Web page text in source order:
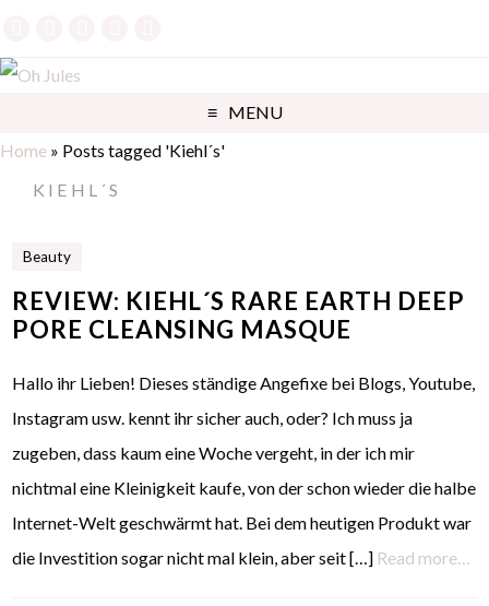
MENU
Home » Posts tagged 'Kiehl´s'
KIEHL´S
Beauty
REVIEW: KIEHL´S RARE EARTH DEEP
PORE CLEANSING MASQUE
Hallo ihr Lieben! Dieses ständige Angefixe bei Blogs, Youtube,
Instagram usw. kennt ihr sicher auch, oder? Ich muss ja
zugeben, dass kaum eine Woche vergeht, in der ich mir
nichtmal eine Kleinigkeit kaufe, von der schon wieder die halbe
Internet-Welt geschwärmt hat. Bei dem heutigen Produkt war
die Investition sogar nicht mal klein, aber seit […] Read more…